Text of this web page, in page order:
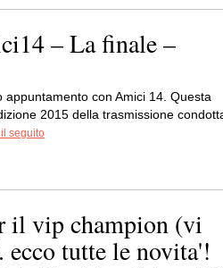
– La finale –
appuntamento con Amici 14. Questa
2015 della trasmissione
seguito
il vip champion (vi
ecco tutte le novita'!